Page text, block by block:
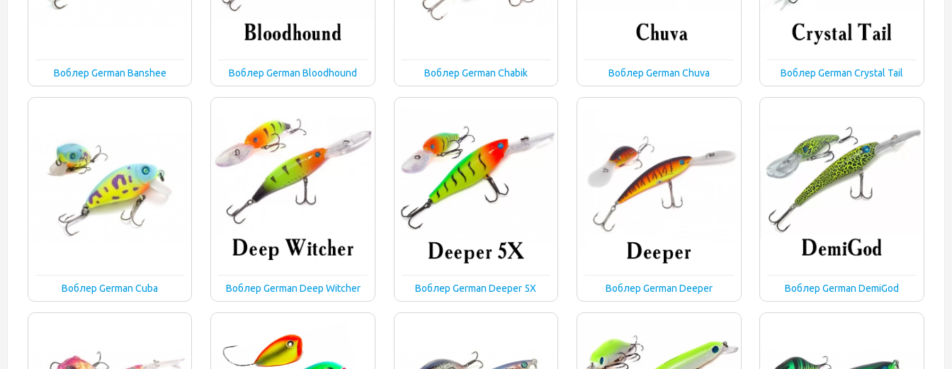
Воблер German Banshee Воблер German Bloodhound Воблер German Chabik Воблер German Chuva Воблер German Crystal Tail
Воблер German Cuba Воблер German Deep Witcher Воблер German Deeper 5X Воблер German Deeper Воблер German DemiGod